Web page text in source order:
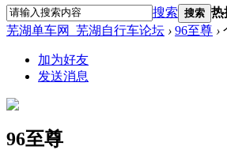
搜索 搜索 热
芜湖单车网_芜湖自行车论坛 › 96至尊 ›
加为好友
发送消息
96至尊